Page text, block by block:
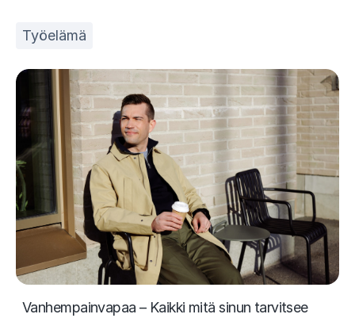
Työelämä
Vanhempainvapaa – Kaikki mitä sinun tarvitsee